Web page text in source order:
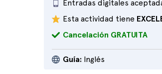
Entradas digitales
Esta actividad tiene
Cancelación GRATUITA
Guía: Inglés